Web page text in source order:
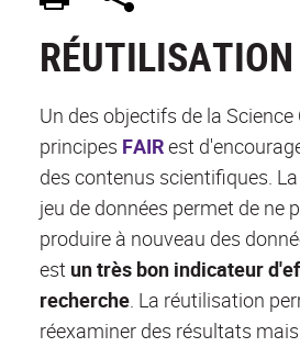
RÉUTILISATION
Un des objectifs de la Science
principes FAIRest
des contenus scientifiques.
jeu de données permet de ne
produire à nouveau des
est un très bon indicateur
recherche. La réutilisation
réexaminer des résultats